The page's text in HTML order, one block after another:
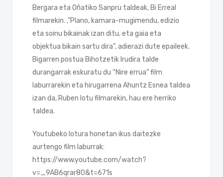
Bergara eta Oñatiko Sanpru taldeak, Bi Erreal
filmarekin. ,”Plano, kamara-mugimendu, edizio
eta soinu bikainak izan ditu, eta gaia eta
objektua bikain sartu dira”, adierazi dute epaileek.
Bigarren postua Bihotzetik Irudira talde
durangarrak eskuratu du “Nire errua” film
laburrarekin eta hirugarrena Ahuntz Esnea taldea
izan da, Ruben lotu filmarekin, hau ere herriko
taldea.
Youtubeko lotura honetan ikus daitezke
aurtengo film laburrak:
https://www.youtube.com/watch?
v=_9AB6qrar80&t=671s